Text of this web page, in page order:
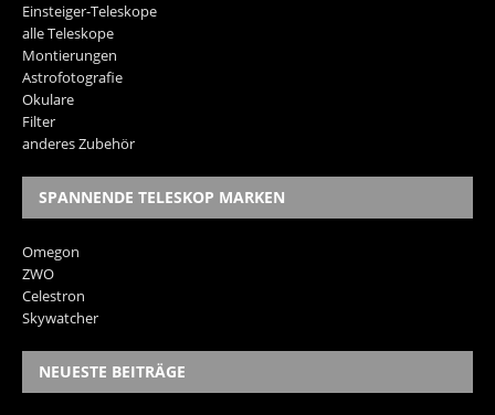
Einsteiger-Teleskope
alle Teleskope
Montierungen
Astrofotografie
Okulare
Filter
anderes Zubehör
SPANNENDE TELESKOP MARKEN
Omegon
ZWO
Celestron
Skywatcher
NEUESTE BEITRÄGE